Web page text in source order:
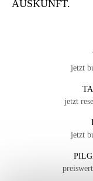
AUSKUNFT.
jetzt
jetzt
jetzt